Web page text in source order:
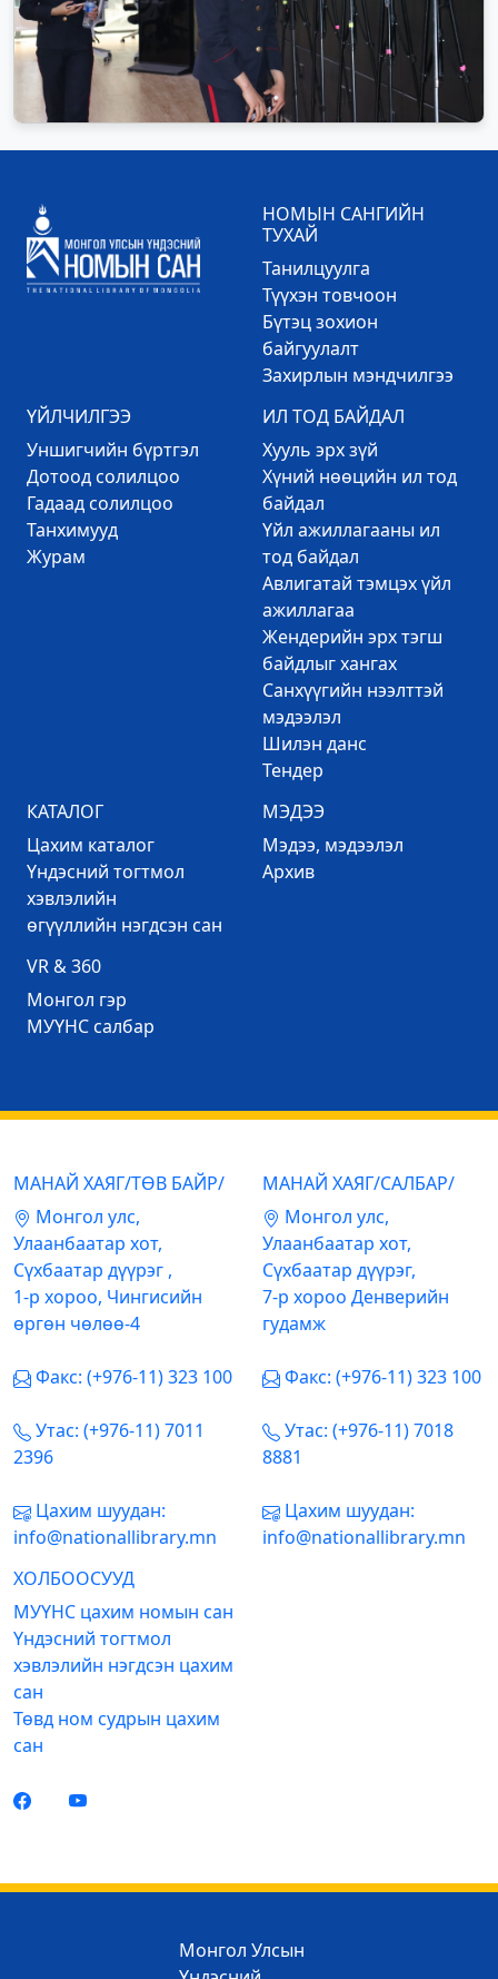
НОМЫН САНГИЙН
ТУХАЙ
Танилцуулга
Түүхэн товчоон
Бүтэц зохион
байгуулалт
Захирлын мэндчилгээ
ҮЙЛЧИЛГЭЭ
Уншигчийн бүртгэл
Дотоод солилцоо
Гадаад солилцоо
Танхимууд
Журам
ИЛ ТОД БАЙДАЛ
Хууль эрх зүй
Хүний нөөцийн ил тод
байдал
Үйл ажиллагааны ил
тод байдал
Авлигатай тэмцэх үйл
ажиллагаа
Жендерийн эрх тэгш
байдлыг хангах
Санхүүгийн нээлттэй
мэдээлэл
Шилэн данс
Тендер
КАТАЛОГ
Цахим каталог
Үндэсний тогтмол
хэвлэлийн
өгүүллийн нэгдсэн сан
МЭДЭЭ
Mэдээ, мэдээлэл
Архив
VR & 360
Mонгол гэр
МУҮНС салбар
МАНАЙ ХАЯГ/ТӨВ БАЙР/
Mонгол улс,
Улаанбаатар хот,
Сүхбаатар дүүрэг ,
1-р хороо, Чингисийн
өргөн чөлөө-4
Факс: (+976-11) 323 100
Утас: (+976-11) 7011
2396
Цахим шуудан:
info@nationallibrary.mn
МАНАЙ ХАЯГ/САЛБАР/
Mонгол улс,
Улаанбаатар хот,
Сүхбаатар дүүрэг,
7-р хороо Денверийн
гудамж
Факс: (+976-11) 323 100
Утас: (+976-11) 7018
8881
Цахим шуудан:
info@nationallibrary.mn
ХОЛБООСУУД
МУҮНС цахим номын сан
Үндэсний тогтмол
хэвлэлийн нэгдсэн цахим
сан
Төвд ном судрын цахим
сан
Монгол Улсын